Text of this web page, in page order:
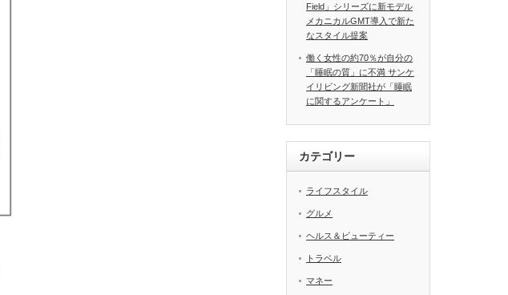
Field」シリーズに新モデル
メカニカルGMT導入で新た
なスタイル提案
働く女性の約70％が自分の
「睡眠の質」に不満 サンケ
イリビング新聞社が「睡眠
に関するアンケート」
カテゴリー
ライフスタイル
グルメ
ヘルス＆ビューティー
トラベル
マネー